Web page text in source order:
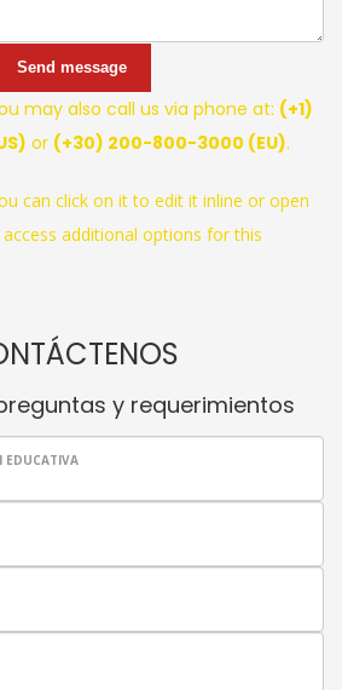
Send message
may also call us via phone at: (+1)
or (+30) 200-800-3000 (EU).
can click on it to edit it inline or open
additional options for this
y requerimientos
EDUCATIVA